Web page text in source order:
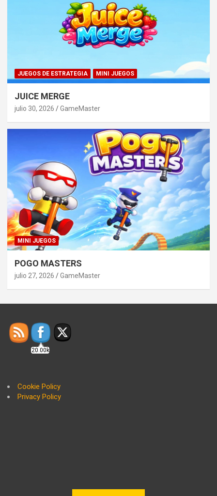
JUEGOS DE ESTRATEGIA MINI JUEGOS
JUICE MERGE
julio 30, 2026 GameMaster
MINI JUEGOS
POGO MASTERS
julio 27, 2026 GameMaster
20.00k
Cookie Policy
Privacy Policy